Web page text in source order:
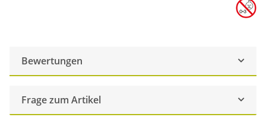
Bewertungen
Frage zum Artikel